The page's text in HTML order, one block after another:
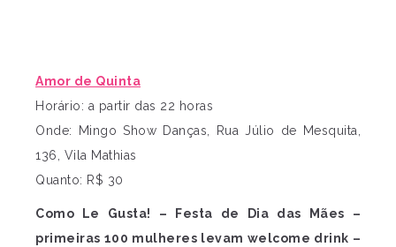
Amor de Quinta
Horário: a partir das 22 horas
Onde: Mingo Show Danças, Rua Júlio de Mesquita,
136, Vila Mathias
Quanto: R$ 30
Como Le Gusta! – Festa de Dia das Mães –
primeiras 100 mulheres levam welcome drink –